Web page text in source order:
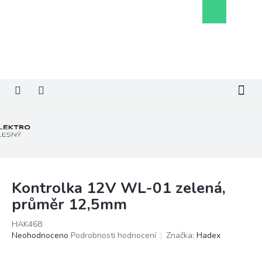
košík
Kontrolka 12V WL-01 zelená,
průměr 12,5mm
HAK468
Průměrné
Neohodnoceno Podrobnosti hodnocení Značka: Hadex